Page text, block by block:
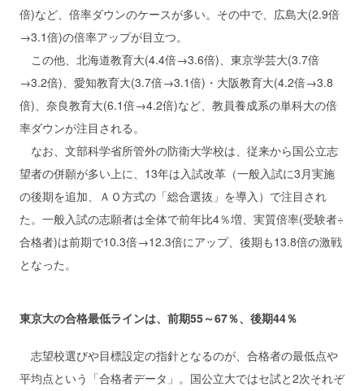
倍)など、倍率ダウンのケースが多い。その中で、広島大(2.9倍
→3.1倍)の倍率アップが目立つ。
この他、北海道教育大(4.4倍→3.6倍)、東京学芸大(3.7倍
→3.2倍)、愛知教育大(3.7倍→3.1倍)・大阪教育大(4.2倍→3.8
倍)、奈良教育大(6.1倍→4.2倍)など、教員養成系の単科大の倍
率ダウンが注目される。
なお、文部科学省所管外の防衛大学校は、従来から国公立志
望者の併願が多い上に、13年は入試改革（一般入試に3月実施
の後期を追加、ＡＯ方式の「総合選抜」を導入）で注目され
た。一般入試の志願者は全体で前年比4％増、実質倍率(受験者÷
合格者)は前期で10.3倍→12.3倍にアップ、後期も13.8倍の激戦
となった。
東京大の合格最低ラインは、前期55～67％、後期44％
志望校選びや目標設定の指針となるのが、合格者の最低点や
平均点という「合格者データ」。国公立大ではセ試と2次それぞ